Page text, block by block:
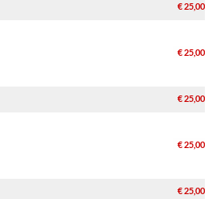
€ 25,00
€ 25,00
€ 25,00
€ 25,00
€ 25,00